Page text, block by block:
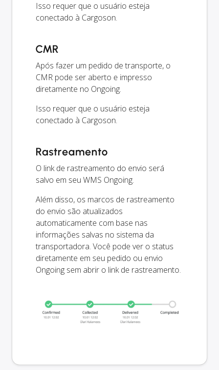
Isso requer que o usuário esteja
conectado à Cargoson.
CMR
Após fazer um pedido de transporte, o
CMR pode ser aberto e impresso
diretamente no Ongoing.
Isso requer que o usuário esteja
conectado à Cargoson.
Rastreamento
O link de rastreamento do envio será
salvo em seu WMS Ongoing.
Além disso, os marcos de rastreamento
do envio são atualizados
automaticamente com base nas
informações salvas no sistema da
transportadora. Você pode ver o status
diretamente em seu pedido ou envio
Ongoing sem abrir o link de rastreamento.